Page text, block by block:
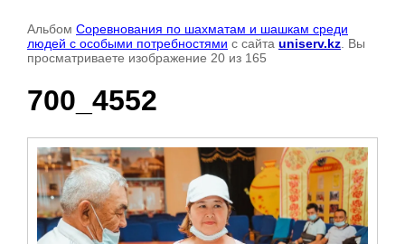
Альбом Соревнования по шахматам и шашкам среди
людей с особыми потребностями с сайта uniserv.kz . Вы
просматриваете изображение 20 из 165
700_4552